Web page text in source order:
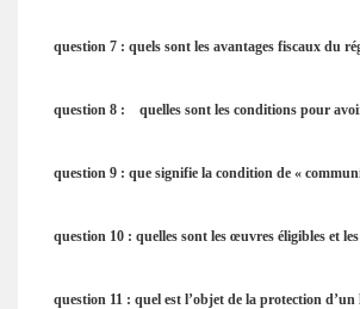
question 7 : quels sont les avantages fiscaux du
question 8 : quelles sont les conditions pour
question 9 : que signifie la condition de «
question 10 : quelles sont les œuvres éligibles et
question 11 : quel est l’objet de la protection d’un